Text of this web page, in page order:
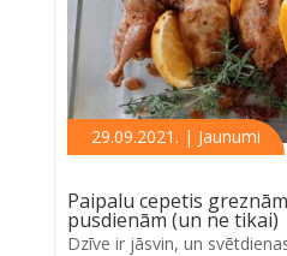
29.09.2021. | Jaunumi
Paipalu cepetis
pusdienām (un ne tikai)
Dzīve ir jāsvin, un